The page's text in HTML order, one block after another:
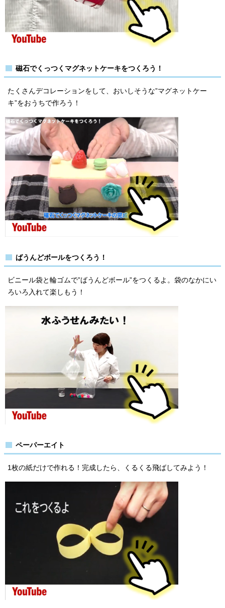
磁石でくっつくマグネットケーキをつくろう！
たくさんデコレーションをして、おいしそうな”マグネットケー
キ”をおうちで作ろう！
ばうんどボールをつくろう！
ビニール袋と輪ゴムで”ばうんどボール”をつくるよ。袋のなかにい
ろいろ入れて楽しもう！
ペーパーエイト
1枚の紙だけで作れる！完成したら、くるくる飛ばしてみよう！